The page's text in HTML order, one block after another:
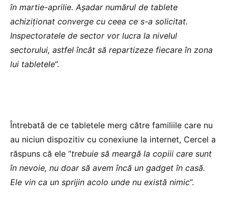
în martie-aprilie. Așadar numărul de tablete
achiziționat converge cu ceea ce s-a solicitat.
Inspectoratele de sector vor lucra la nivelul
sectorului, astfel încât să repartizeze fiecare în zona
lui tabletele”.
Întrebată de ce tabletele merg către familiile care nu
au niciun dispozitiv cu conexiune la internet, Cercel a
răspuns că ele “trebuie să meargă la copiii care sunt
în nevoie, nu doar să avem încă un gadget în casă.
Ele vin ca un sprijin acolo unde nu există nimic”.